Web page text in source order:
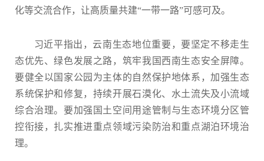
化等交流合作，让高质量共建“一带一路”可感可及。
习近平指出，云南生态地位重要，要坚定不移走生
态优先、绿色发展之路，筑牢我国西南生态安全屏障。
要健全以国家公园为主体的自然保护地体系，加强生态
系统保护和修复，持续开展石漠化、水土流失及小流域
综合治理。要加强国土空间用途管制与生态环境分区管
控衔接，扎实推进重点领域污染防治和重点湖泊环境治
理。